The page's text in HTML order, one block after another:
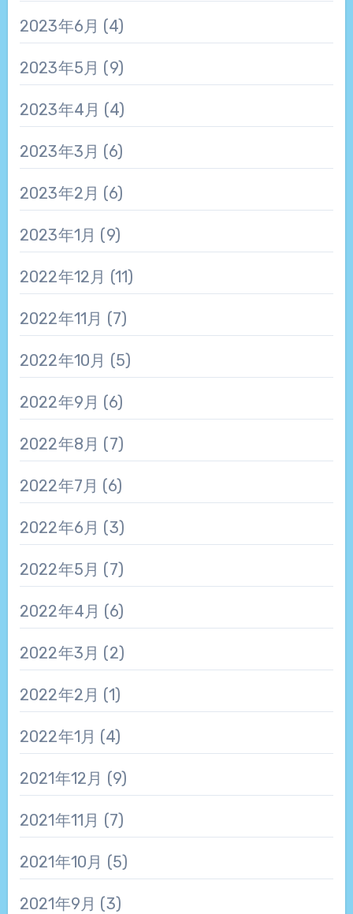
2023年6月 (4)
2023年5月 (9)
2023年4月 (4)
2023年3月 (6)
2023年2月 (6)
2023年1月 (9)
2022年12月 (11)
2022年11月 (7)
2022年10月 (5)
2022年9月 (6)
2022年8月 (7)
2022年7月 (6)
2022年6月 (3)
2022年5月 (7)
2022年4月 (6)
2022年3月 (2)
2022年2月 (1)
2022年1月 (4)
2021年12月 (9)
2021年11月 (7)
2021年10月 (5)
2021年9月 (3)